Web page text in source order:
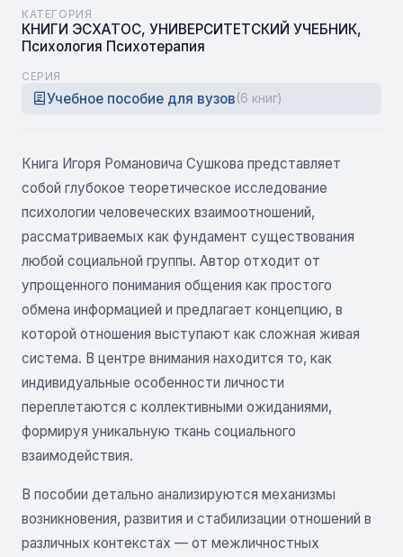
КАТЕГОРИЯ
КНИГИ ЭСХАТОС, УНИВЕРСИТЕТСКИЙ УЧЕБНИК,
Психология Психотерапия
СЕРИЯ
Учебное пособие для вузов(6 книг)
Книга Игоря Романовича Сушкова представляет
собой глубокое теоретическое исследование
психологии человеческих взаимоотношений,
рассматриваемых как фундамент существования
любой социальной группы. Автор отходит от
упрощенного понимания общения как простого
обмена информацией и предлагает концепцию, в
которой отношения выступают как сложная живая
система. В центре внимания находится то, как
индивидуальные особенности личности
переплетаются с коллективными ожиданиями,
формируя уникальную ткань социального
взаимодействия.
В пособии детально анализируются механизмы
возникновения, развития и стабилизации отношений в
различных контекстах — от межличностных